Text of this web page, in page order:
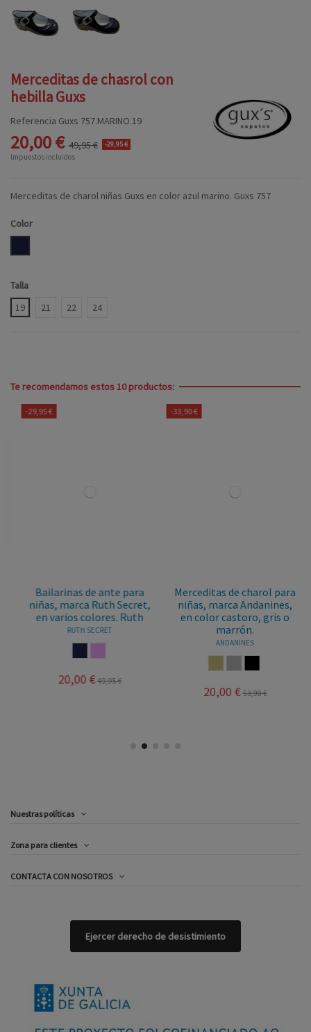
Merceditas de chasrol con
hebilla Guxs
Referencia Guxs 757.MARINO.19
20,00 € 49,95 € -29,95 €
Impuestos incluidos
Merceditas de charol niñas Guxs en color azul marino. Guxs 757
Color
Talla
19
21 22 24
Te recomendamos estos 10 productos:
-29,95 €
Bailarinas de ante para
niñas, marca Ruth Secret,
en varios colores. Ruth
RUTH SECRET
20,00 € 49,95 €
-33,90 €
Merceditas de charol para
niñas, marca Andanines,
en color castoro, gris o
marrón.
ANDANINES
20,00 € 53,90 €
Nuestras políticas
Zona para clientes
CONTACTA CON NOSOTROS
Ejercer derecho de desistimiento